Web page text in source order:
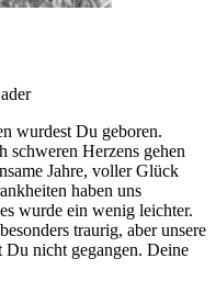
wurdest Du geboren.
schweren Herzens gehen
Jahre, voller Glück
haben uns
wurde ein wenig leichter.
traurig, aber unsere
Du nicht gegangen. Deine